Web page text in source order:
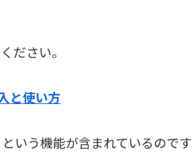
ださい。
と使い方
いう機能が含まれているのです